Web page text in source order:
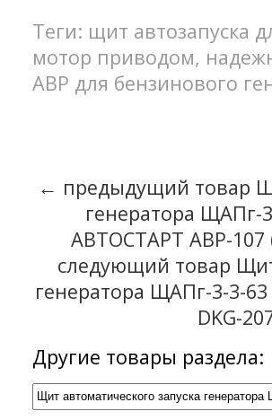
Теги: щит автозапуска
мотор приводом,
АВР для бензинового
← предыдущий товар
генератора ЩАПг-
АВТОСТАРТ АВР-107
следующий товар
генератора ЩАПг-3-3-
DKG-
Другие товары раздела: